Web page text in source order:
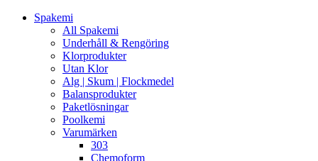
Spakemi
All Spakemi
Underhåll & Rengöring
Klorprodukter
Utan Klor
Alg | Skum | Flockmedel
Balansprodukter
Paketlösningar
Poolkemi
Varumärken
303
Chemoform